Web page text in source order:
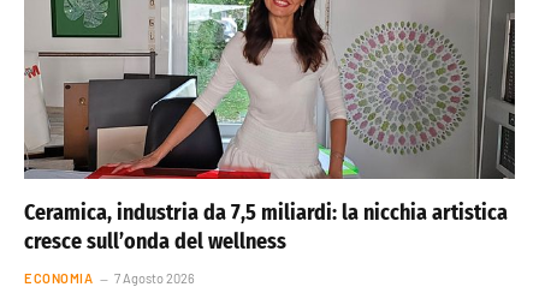
Ceramica, industria da 7,5 miliardi: la nicchia artistica
cresce sull’onda del wellness
ECONOMIA 7 Agosto 2026